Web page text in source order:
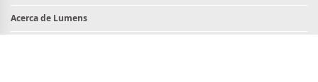
Acerca de Lumens